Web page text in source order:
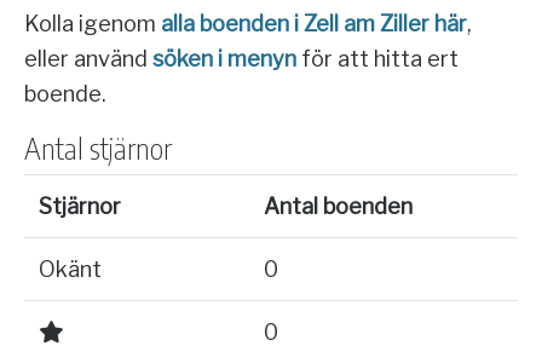
Kolla igenom alla boenden i Zell am Ziller här,
eller använd söken i menyn för att hitta ert
boende.
Antal stjärnor
Stjärnor Antal boenden
Okänt 0
0